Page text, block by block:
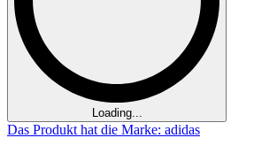
Loading...
Das Produkt hat die Marke: adidas